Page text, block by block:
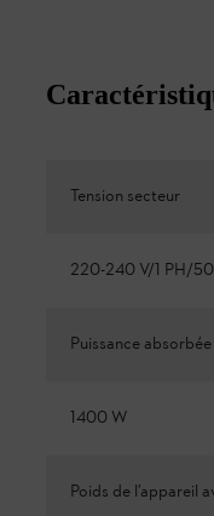
Tension secteur
220-240 V/1 PH/
Puissance absorbée
1400 W
Poids de l’appareil